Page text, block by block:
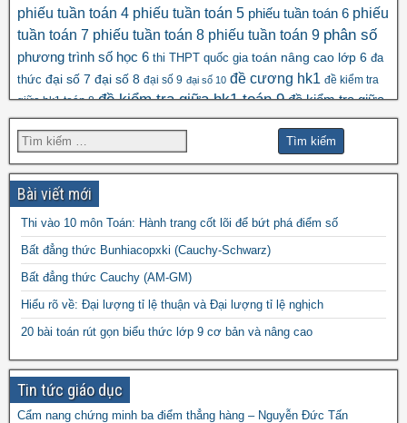
phiếu tuần toán 4 phiếu tuần toán 5 phiếu tuần toán 6 phiếu
tuần toán 7 phiếu tuần toán 8 phiếu tuần toán 9 phân số
phương trình số học 6 thi THPT quốc gia toán nâng cao lớp 6 đa
thức đại số 7 đại số 8 đại số 9 đại số 10 đề cương hk1 đề kiểm tra
giữa hk1 toán 8 đề kiểm tra giữa hk1 toán 9 đề kiểm tra giữa
hk2 toán 9 đề kscl đề thi hk1 toán 6
đề thi hk1 toán 8 đề thi hk1 toán 9 đề thi hk2 toán
9 đề thi hsg toán 6
đề thi
hsg toán 8đề thi hsg toán 9 đề thi olympic
toán đề thi thử vào 10 đề thi toán chuyên
vào 10 môn toán năm 2022đề thi vào
10 môn toán năm 2023 đề thi vào 10 môn toán
năm 2024
Bài viết mới
Thi vào 10 môn Toán: Hành trang cốt lõi để bứt phá điểm số
Bất đẳng thức Bunhiacopxki (Cauchy-Schwarz)
Bất đẳng thức Cauchy (AM-GM)
Hiểu rõ về: Đại lượng tỉ lệ thuận và Đại lượng tỉ lệ nghịch
20 bài toán rút gọn biểu thức lớp 9 cơ bản và nâng cao
Tin tức giáo dục
Cẩm nang chứng minh ba điểm thẳng hàng – Nguyễn Đức Tấn